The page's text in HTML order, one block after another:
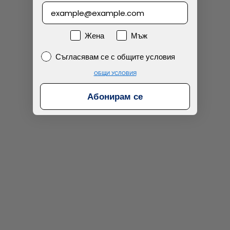
Намерих по-евтино
ПолЖена
Мъж
Съгласявам се с общите условия
Съгласявам се с общите условия
ОБЩИ УСЛОВИЯ
Абонирам се